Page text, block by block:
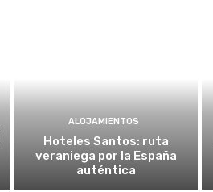
ALOJAMIENTOS
Hoteles Santos: ruta
veraniega por la España
auténtica